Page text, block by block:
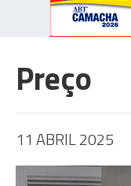
Preço
11 ABRIL 2025